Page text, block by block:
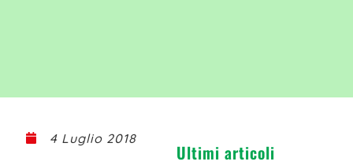
4 Luglio 2018
Ultimi articoli